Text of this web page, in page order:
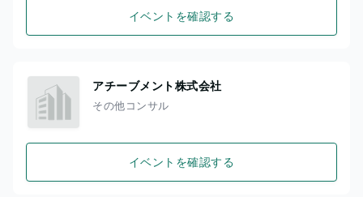
イベントを確認する
アチーブメント株式会社
その他コンサル
イベントを確認する